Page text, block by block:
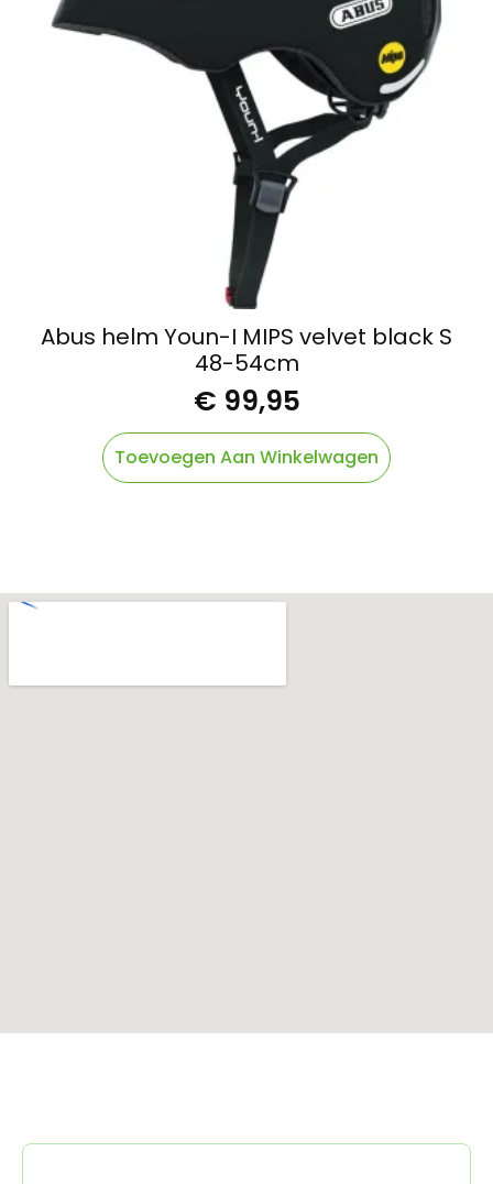
Abus helm Youn-I MIPS velvet black S
48-54cm
€ 99,95
Toevoegen Aan Winkelwagen